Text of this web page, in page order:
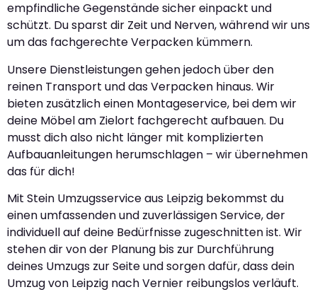
empfindliche Gegenstände sicher einpackt und
schützt. Du sparst dir Zeit und Nerven, während wir uns
um das fachgerechte Verpacken kümmern.
Unsere Dienstleistungen gehen jedoch über den
reinen Transport und das Verpacken hinaus. Wir
bieten zusätzlich einen Montageservice, bei dem wir
deine Möbel am Zielort fachgerecht aufbauen. Du
musst dich also nicht länger mit komplizierten
Aufbauanleitungen herumschlagen – wir übernehmen
das für dich!
Mit Stein Umzugsservice aus Leipzig bekommst du
einen umfassenden und zuverlässigen Service, der
individuell auf deine Bedürfnisse zugeschnitten ist. Wir
stehen dir von der Planung bis zur Durchführung
deines Umzugs zur Seite und sorgen dafür, dass dein
Umzug von Leipzig nach Vernier reibungslos verläuft.